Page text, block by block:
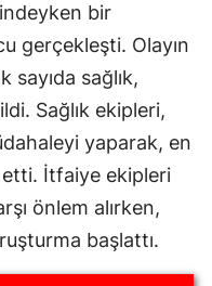
bir
gerçekleşti. Olayın
sayıda sağlık,
Sağlık ekipleri,
yaparak, en
etti. İtfaiye ekipleri
önlem alırken,
başlattı.